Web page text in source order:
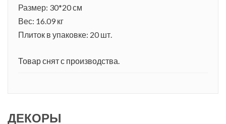
Размер: 30*20 см
Вес: 16.09 кг
Плиток в упаковке: 20 шт.
Товар снят с производства.
ДЕКОРЫ